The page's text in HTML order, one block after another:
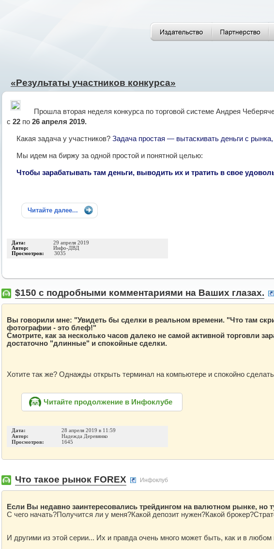
«Результаты участников конкурса»
Прошла вторая неделя конкурса по торговой системе Андрея
с 22 по 26 апреля 2019.
Какая задача у участников? Задача простая — вытаскивать деньги с
Мы идем на биржу за одной простой и понятной целью:
Чтобы зарабатывать там деньги, выводить их и тратить в свое
Читайте далее...
Дата: 29 апреля 2019
Автор: Инфо-ДВД
Просмотров: 3035
$150 c подробными комментариями на Ваших глазах.
Вы говорили мне: "Увидеть бы сделки в реальном времени. "Что там
фотографии - это блеф!"
Смотрите, как за несколько часов далеко не самой активной торговли
достаточно "длинные" и спокойные сделки.
Хотите так же? Однажды открыть терминал на компьютере и спокойно
Читайте продолжение в Инфоклубе
Дата:
28 апреля 2019 в 11:59
Автор:
Надежда Деревянко
Просмотров:
1645
Что такое рынок FOREX Инфоклуб
Если Вы недавно заинтересовались трейдингом на валютном рынке, но
С чего начать?Получится ли у меня?Какой депозит нужен?Какой
И другими из этой серии... Их и правда очень много может быть, как и в